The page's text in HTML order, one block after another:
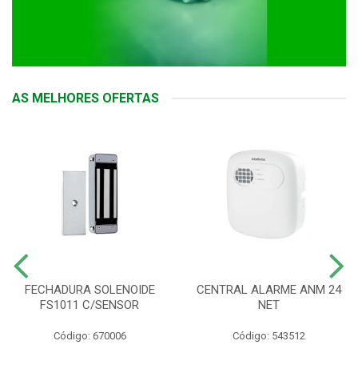
AS MELHORES OFERTAS
FECHADURA SOLENOIDE
FS1011 C/SENSOR
Código: 670006
CENTRAL ALARME ANM 24
NET
Código: 543512